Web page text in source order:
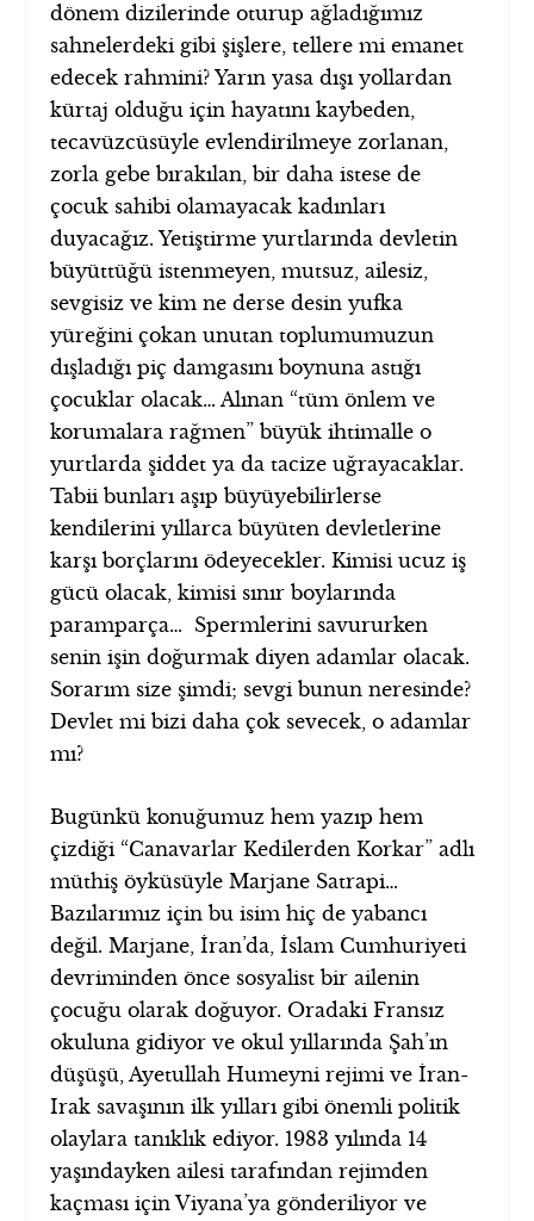
dönem dizilerinde oturup ağladığımız
sahnelerdeki gibi şişlere, tellere mi emanet
edecek rahmini? Yarın yasa dışı yollardan
kürtaj olduğu için hayatını kaybeden,
tecavüzcüsüyle evlendirilmeye zorlanan,
zorla gebe bırakılan, bir daha istese de
çocuk sahibi olamayacak kadınları
duyacağız. Yetiştirme yurtlarında devletin
büyüttüğü istenmeyen, mutsuz, ailesiz,
sevgisiz ve kim ne derse desin yufka
yüreğini çokan unutan toplumumuzun
dışladığı piç damgasını boynuna astığı
çocuklar olacak… Alınan “tüm önlem ve
korumalara rağmen” büyük ihtimalle o
yurtlarda şiddet ya da tacize uğrayacaklar.
Tabii bunları aşıp büyüyebilirlerse
kendilerini yıllarca büyüten devletlerine
karşı borçlarını ödeyecekler. Kimisi ucuz iş
gücü olacak, kimisi sınır boylarında
paramparça… Spermlerini savururken
senin işin doğurmak diyen adamlar olacak.
Sorarım size şimdi; sevgi bunun neresinde?
Devlet mi bizi daha çok sevecek, o adamlar
mı?
Bugünkü konuğumuz hem yazıp hem
çizdiği “Canavarlar Kedilerden Korkar” adlı
müthiş öyküsüyle Marjane Satrapi…
Bazılarımız için bu isim hiç de yabancı
değil. Marjane, İran’da, İslam Cumhuriyeti
devriminden önce sosyalist bir ailenin
çocuğu olarak doğuyor. Oradaki Fransız
okuluna gidiyor ve okul yıllarında Şah’ın
düşüşü, Ayetullah Humeyni rejimi ve İran-
Irak savaşının ilk yılları gibi önemli politik
olaylara tanıklık ediyor. 1983 yılında 14
yaşındayken ailesi tarafından rejimden
kaçması için Viyana’ya gönderiliyor ve